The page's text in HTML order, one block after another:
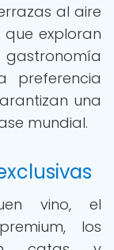
al aire
exploran
preferencia
una
mundial.
vino, el
los